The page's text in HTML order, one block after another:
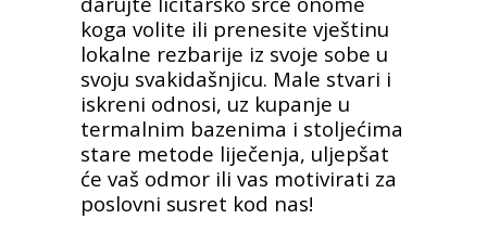
koga volite ili prenesite vještinu
lokalne rezbarije iz svoje sobe u
svoju svakidašnjicu. Male stvari i
iskreni odnosi, uz kupanje u
termalnim bazenima i stoljećima
stare metode liječenja, uljepšat
će vaš odmor ili vas motivirati za
poslovni susret kod nas!